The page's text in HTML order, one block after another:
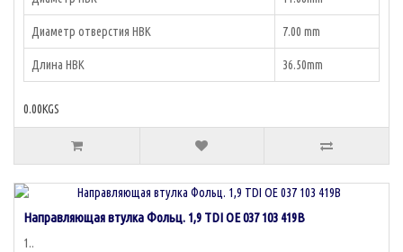
Диаметр отверстия НВК 7.00 mm
Длина НВК 36.50mm
0.00KGS
Направляющая втулка Фольц. 1,9 TDI OE 037 103 419B
1..